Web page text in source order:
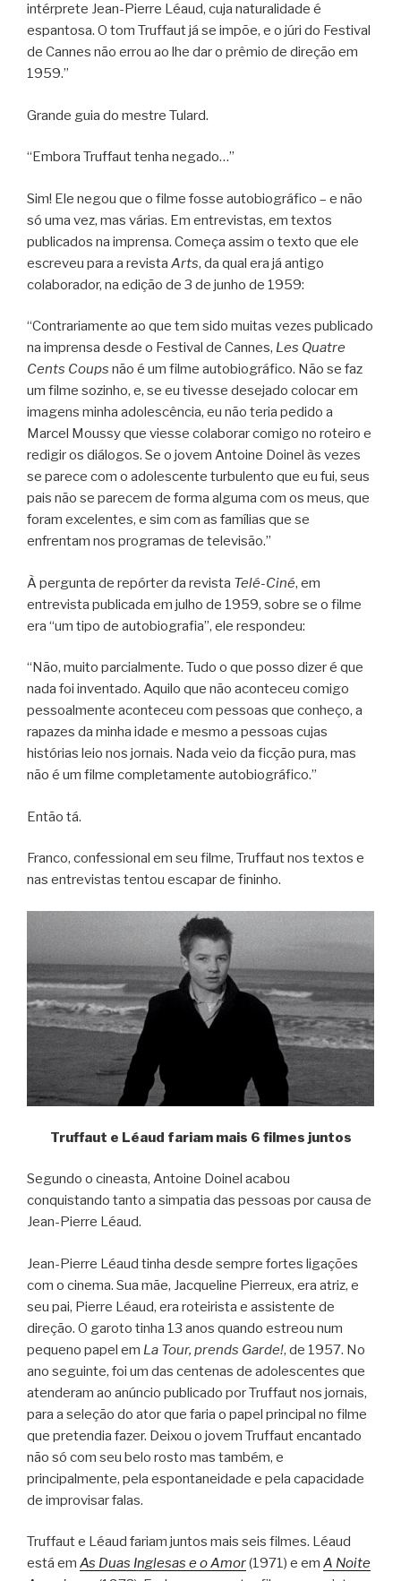
intérprete Jean-Pierre Léaud, cuja naturalidade é
espantosa. O tom Truffaut já se impõe, e o júri do Festival
de Cannes não errou ao lhe dar o prêmio de direção em
1959.”
Grande guia do mestre Tulard.
“Embora Truffaut tenha negado…”
Sim! Ele negou que o filme fosse autobiográfico – e não
só uma vez, mas várias. Em entrevistas, em textos
publicados na imprensa. Começa assim o texto que ele
escreveu para a revista Arts, da qual era já antigo
colaborador, na edição de 3 de junho de 1959:
“Contrariamente ao que tem sido muitas vezes publicado
na imprensa desde o Festival de Cannes, Les Quatre
Cents Coups não é um filme autobiográfico. Não se faz
um filme sozinho, e, se eu tivesse desejado colocar em
imagens minha adolescência, eu não teria pedido a
Marcel Moussy que viesse colaborar comigo no roteiro e
redigir os diálogos. Se o jovem Antoine Doinel às vezes
se parece com o adolescente turbulento que eu fui, seus
pais não se parecem de forma alguma com os meus, que
foram excelentes, e sim com as famílias que se
enfrentam nos programas de televisão.”
À pergunta de repórter da revista Telé-Ciné, em
entrevista publicada em julho de 1959, sobre se o filme
era “um tipo de autobiografia”, ele respondeu:
“Não, muito parcialmente. Tudo o que posso dizer é que
nada foi inventado. Aquilo que não aconteceu comigo
pessoalmente aconteceu com pessoas que conheço, a
rapazes da minha idade e mesmo a pessoas cujas
histórias leio nos jornais. Nada veio da ficção pura, mas
não é um filme completamente autobiográfico.”
Então tá.
Franco, confessional em seu filme, Truffaut nos textos e
nas entrevistas tentou escapar de fininho.
Truffaut e Léaud fariam mais 6 filmes juntos
Segundo o cineasta, Antoine Doinel acabou
conquistando tanto a simpatia das pessoas por causa de
Jean-Pierre Léaud.
Jean-Pierre Léaud tinha desde sempre fortes ligações
com o cinema. Sua mãe, Jacqueline Pierreux, era atriz, e
seu pai, Pierre Léaud, era roteirista e assistente de
direção. O garoto tinha 13 anos quando estreou num
pequeno papel em La Tour, prends Garde!, de 1957. No
ano seguinte, foi um das centenas de adolescentes que
atenderam ao anúncio publicado por Truffaut nos jornais,
para a seleção do ator que faria o papel principal no filme
que pretendia fazer. Deixou o jovem Truffaut encantado
não só com seu belo rosto mas também, e
principalmente, pela espontaneidade e pela capacidade
de improvisar falas.
Truffaut e Léaud fariam juntos mais seis filmes. Léaud
está em As Duas Inglesas e o Amor(1971) e em A Noite